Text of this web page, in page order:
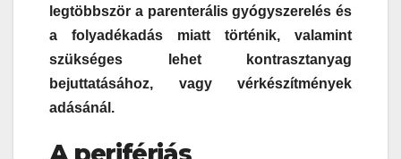
legtöbbször a parenterális gyógyszerelés és
a folyadékadás miatt történik, valamint
szükséges lehet kontrasztanyag
bejuttatásához, vagy vérkészítmények
adásánál.